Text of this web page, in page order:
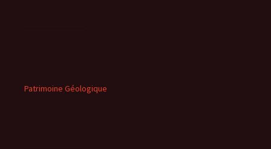
Patrimoine Géologique